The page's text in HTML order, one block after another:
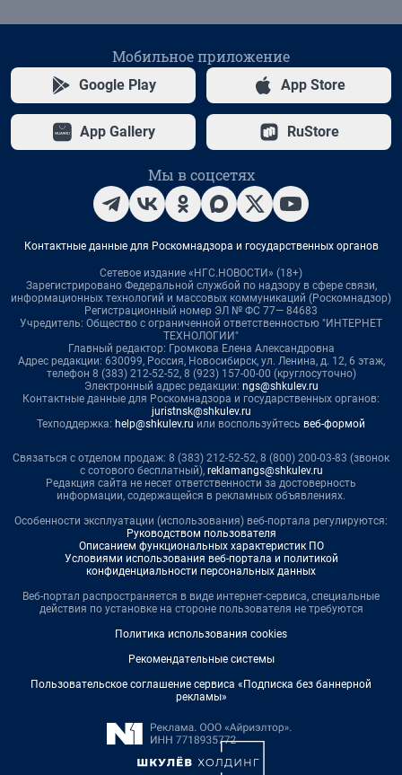
Мобильное приложение
Google Play App Store
App Gallery RuStore
Мы в соцсетях
Контактные данные для Роскомнадзора и государственных органов
Сетевое издание «НГС.НОВОСТИ» (18+)
Зарегистрировано Федеральной службой по надзору в сфере связи,
информационных технологий и массовых коммуникаций (Роскомнадзор)
Регистрационный номер ЭЛ № ФС 77— 84683
Учредитель: Общество с ограниченной ответственностью "ИНТЕРНЕТ
ТЕХНОЛОГИИ"
Главный редактор: Громкова Елена Александровна
Адрес редакции: 630099, Россия, Новосибирск, ул. Ленина, д. 12, 6 этаж,
телефон 8 (383) 212-52-52, 8 (923) 157-00-00 (круглосуточно)
Электронный адрес редакции: ngs@shkulev.ru
Контактные данные для Роскомнадзора и государственных органов:
juristnsk@shkulev.ru
Техподдержка: help@shkulev.ru или воспользуйтесь веб-формой
Связаться с отделом продаж: 8 (383) 212-52-52, 8 (800) 200-03-83 (звонок
с сотового бесплатный), reklamangs@shkulev.ru
Редакция сайта не несет ответственности за достоверность
информации, содержащейся в рекламных объявлениях.
Особенности эксплуатации (использования) веб-портала регулируются:
Руководством пользователя
Описанием функциональных характеристик ПО
Условиями использования веб-портала и политикой
конфиденциальности персональных данных
Веб-портал распространяется в виде интернет-сервиса, специальные
действия по установке на стороне пользователя не требуются
Политика использования cookies
Рекомендательные системы
Пользовательское соглашение сервиса «Подписка без баннерной
рекламы»